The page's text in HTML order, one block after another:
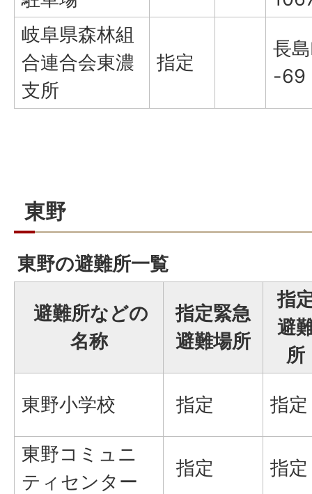
岐阜県森林組
合連合会東濃
支所
指定
長
-69
東野
東野の避難所一覧
避難所などの
名称
指定緊急
避難場所
指
避
所
東野小学校 指定 指定
東野コミュニ
ティセンター
指定 指